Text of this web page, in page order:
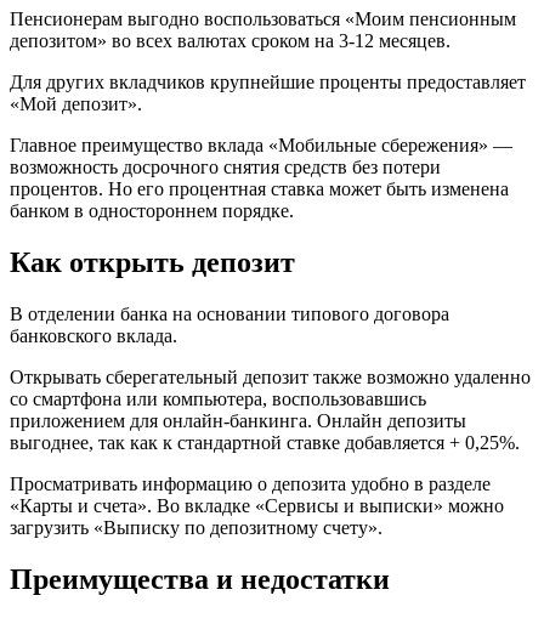
Пенсионерам выгодно воспользоваться «Моим пенсионным
депозитом» во всех валютах сроком на 3-12 месяцев.
Для других вкладчиков крупнейшие проценты предоставляет
«Мой депозит».
Главное преимущество вклада «Мобильные сбережения» —
возможность досрочного снятия средств без потери
процентов. Но его процентная ставка может быть изменена
банком в одностороннем порядке.
Как открыть депозит
В отделении банка на основании типового договора
банковского вклада.
Открывать сберегательный депозит также возможно удаленно
со смартфона или компьютера, воспользовавшись
приложением для онлайн-банкинга. Онлайн депозиты
выгоднее, так как к стандартной ставке добавляется + 0,25%.
Просматривать информацию о депозита удобно в разделе
«Карты и счета». Во вкладке «Сервисы и выписки» можно
загрузить «Выписку по депозитному счету».
Преимущества и недостатки